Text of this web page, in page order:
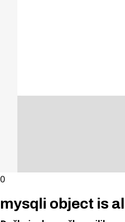
0
mysqli object is